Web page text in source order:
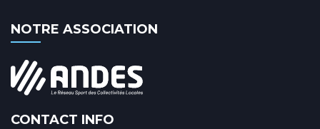
NOTRE ASSOCIATION
CONTACT INFO